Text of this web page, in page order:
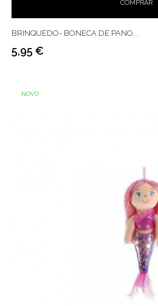
COMPRAR
BRINQUEDO- BONECA DE PANO...
Preço
5,95 €
NOVO